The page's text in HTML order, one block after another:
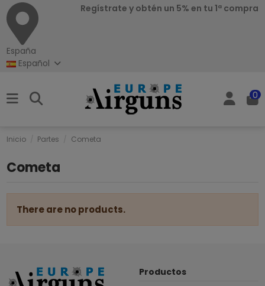
España
Regístrate y obtén un 5% en tu 1ª compra
Español
0
Inicio Partes Cometa
Cometa
There are no products.
Productos